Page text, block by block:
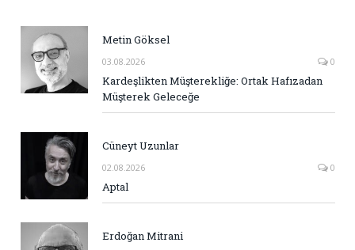
Metin Göksel
03.08.2026 0
Kardeşlikten Müşterekliğe: Ortak Hafızadan
Müşterek Geleceğe
Cüneyt Uzunlar
02.08.2026 0
Aptal
Erdoğan Mitrani